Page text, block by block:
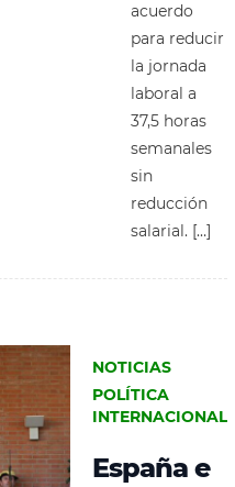
acuerdo
para reducir
la jornada
laboral a
37,5 horas
semanales
sin
reducción
salarial. […]
NOTICIAS
POLÍTICA
INTERNACIONAL
España e